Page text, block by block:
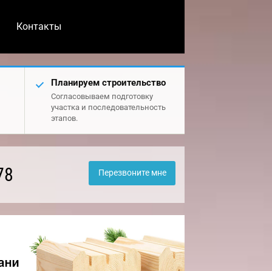
Контакты
Планируем строительство
Согласовываем подготовку
участка и последовательность
этапов.
Перезвоните мне